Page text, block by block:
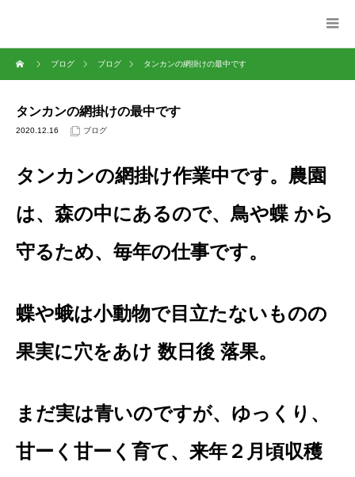
ブログ ブログ タンカンの網掛けの最中です
タンカンの網掛けの最中です
2020.12.16 ブログ
タンカンの網掛け作業中です。農園
は、森の中にあるので、鳥や蝶 から
守るため、毎年の仕事です。
蝶や蛾は小動物で目立たないものの
果実に穴をあけ 数日後 落果。
まだ実は青いのですが、ゆっくり、
甘ーく甘ーく育て、来年２月頃収穫